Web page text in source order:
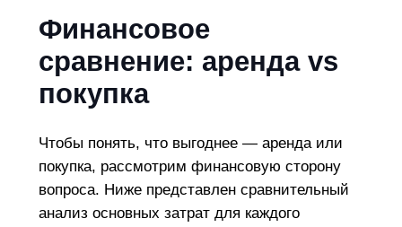
Финансовое
сравнение: аренда vs
покупка
Чтобы понять, что выгоднее — аренда или
покупка, рассмотрим финансовую сторону
вопроса. Ниже представлен сравнительный
анализ основных затрат для каждого